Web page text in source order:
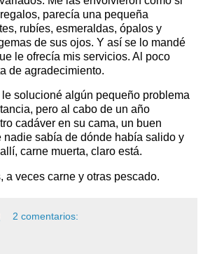
parecía una pequeña
rubíes, esmeraldas, ópalos y
de sus ojos. Y así se lo mandé
le ofrecía mis servicios. Al poco
de agradecimiento.
solucioné algún pequeño problema
pero al cabo de un año
cadáver en su cama, un buen
nadie sabía de dónde había salido y
carne muerta, claro está.
a veces carne y otras pescado.
2 comentarios: